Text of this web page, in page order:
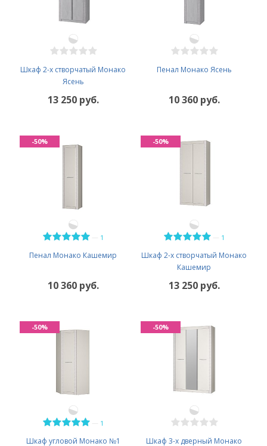
Шкаф 2-х створчатый Монако
Ясень
13 250 руб.
Пенал Монако Ясень
10 360 руб.
1
Пенал Монако Кашемир
10 360 руб.
-50%
1
Шкаф 2-х створчатый Монако
Кашемир
13 250 руб.
-50%
1
Шкаф угловой Монако №1
-50%
Шкаф 3-х дверный Монако
-50%